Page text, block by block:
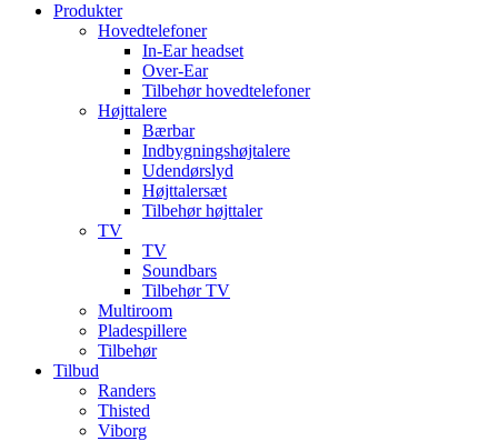
Produkter
Hovedtelefoner
In-Ear headset
Over-Ear
Tilbehør hovedtelefoner
Højttalere
Bærbar
Indbygningshøjtalere
Udendørslyd
Højttalersæt
Tilbehør højttaler
TV
TV
Soundbars
Tilbehør TV
Multiroom
Pladespillere
Tilbehør
Tilbud
Randers
Thisted
Viborg